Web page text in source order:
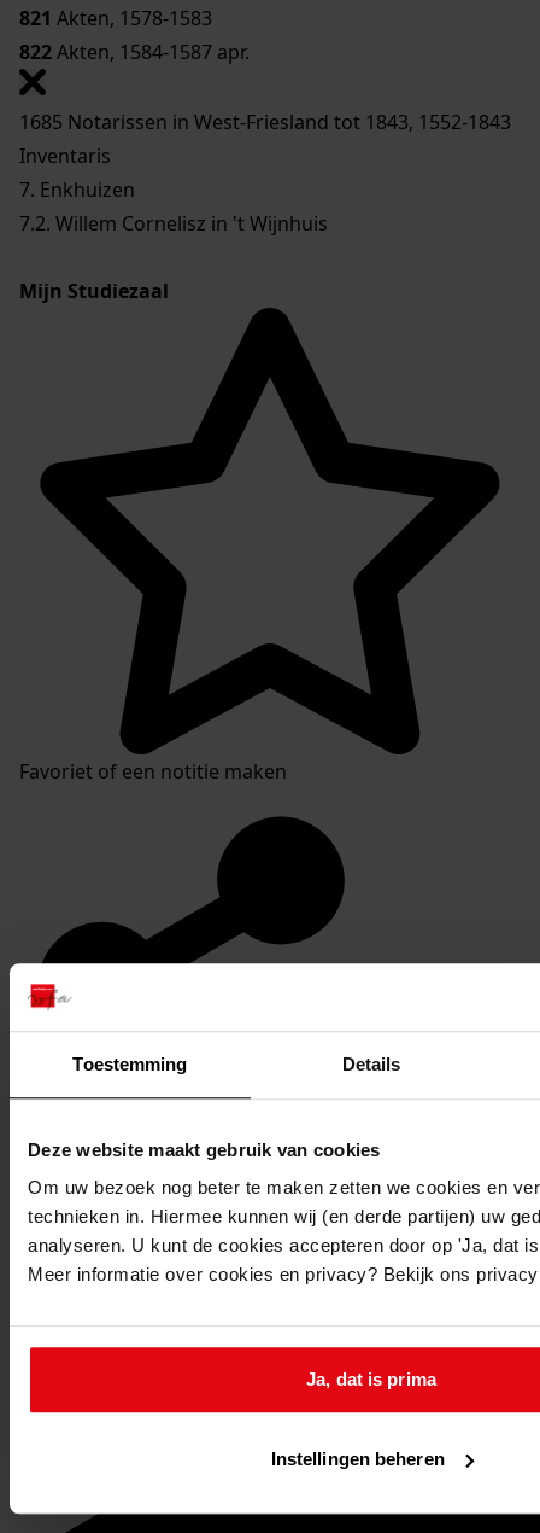
Toestemming Details
Deze website maakt gebruik van cookies
Om uw bezoek nog beter te maken zetten we cookies en
technieken in. Hiermee kunnen wij (en derde partijen) uw
analyseren. U kunt de cookies accepteren door op 'Ja, dat
Meer informatie over cookies en privacy? Bekijk ons
Ja, dat is prima
Instellingen beheren
821 Akten, 1578-1583
822Akten, 1584-1587 apr.
1685 Notarissen in West-Friesland tot 1843, 1552-1843
Inventaris
7. Enkhuizen
7.2. Willem Cornelisz in 't Wijnhuis
Mijn Studiezaal
Favoriet of een notitie maken
Reageren